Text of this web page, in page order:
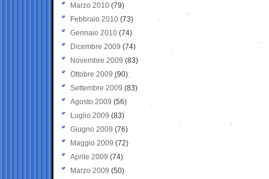
Marzo 2010 (79)
Febbraio 2010 (73)
Gennaio 2010 (74)
Dicembre 2009 (74)
Novembre 2009 (83)
Ottobre 2009 (90)
Settembre 2009 (83)
Agosto 2009 (56)
Luglio 2009 (83)
Giugno 2009 (76)
Maggio 2009 (72)
Aprile 2009 (74)
Marzo 2009 (50)